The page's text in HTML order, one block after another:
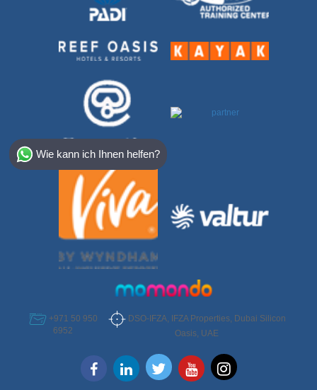
+971 50 950
6952
DSO-IFZA, IFZA Properties, Dubai Silicon
Oasis, UAE
Wie kann ich Ihnen helfen?
Select Destination
Bahamas
Dominican